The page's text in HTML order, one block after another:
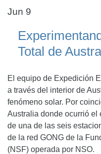
Jun 9
Total de
El equipo de Expedición
a través del interior de
fenómeno solar. Por
Australia donde ocurrió el
de una de las seis
de la red GONG de la
(NSF) operada por NSO.